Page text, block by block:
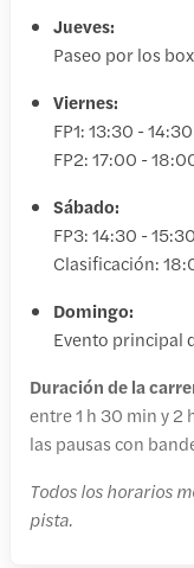
Jueves:
Paseo por los
Viernes:
FP1: 13:30 - 14:30
FP2: 17:00 -
Sábado:
FP3: 14:30 - 15:30
Clasificación:
Domingo:
Evento principal
Duración de la
entre 1 h 30 min y 2
las pausas con
Todos los horarios
pista.